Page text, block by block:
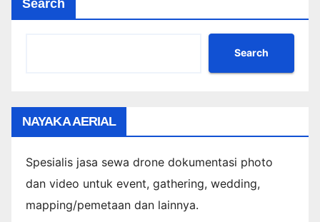
Search
Search
NAYAKA AERIAL
Spesialis jasa sewa drone dokumentasi photo
dan video untuk event, gathering, wedding,
mapping/pemetaan dan lainnya.